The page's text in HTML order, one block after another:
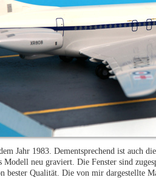
Jahr 1983. Dementsprechend ist auch
Modell neu graviert. Die Fenster sind
bester Qualität. Die von mir dargestellte